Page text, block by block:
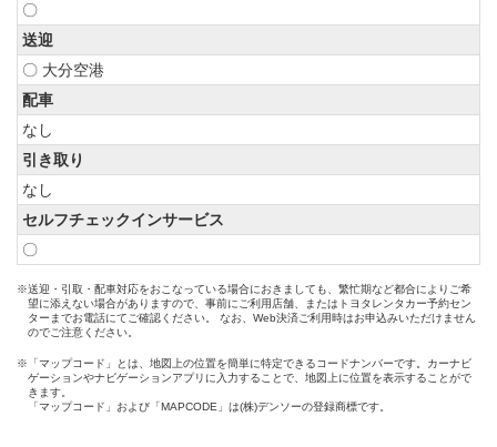
〇
送迎
〇 大分空港
配車
なし
引き取り
なし
セルフチェックインサービス
〇
※送迎・引取・配車対応をおこなっている場合におきましても、繁忙期など都合によりご希
望に添えない場合がありますので、事前にご利用店舗、またはトヨタレンタカー予約セン
ターまでお電話にてご確認ください。 なお、Web決済ご利用時はお申込みいただけません
のでご注意ください。
※「マップコード」とは、地図上の位置を簡単に特定できるコードナンバーです。カーナビ
ゲーションやナビゲーションアプリに入力することで、地図上に位置を表示することがで
きます。
「マップコード」および「MAPCODE」は(株)デンソーの登録商標です。